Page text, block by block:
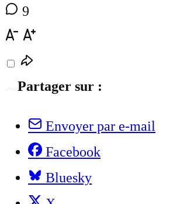
9
Partager sur :
Envoyer par e-mail
Facebook
Bluesky